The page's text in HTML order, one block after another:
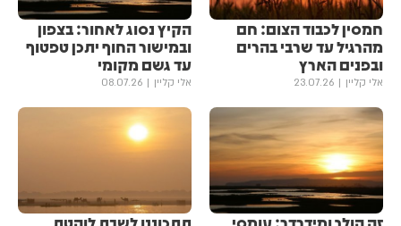
חמסין לכבוד הצום: חם
מהרגיל עד שרבי בהרים
ובפנים הארץ
אלי קליין 23.07.26
הקיץ נסוג לאחור: בצפון
ובמישור החוף יתכן טפטוף
עד גשם מקומי
אלי קליין 08.07.26